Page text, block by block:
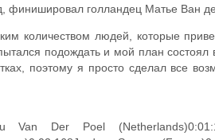
финишировал голландец Матье Ван
количеством людей, которые
подождать и мой план состоял
поэтому я просто сделал все
Van Der Poel